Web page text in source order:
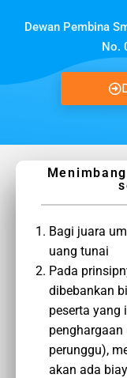
Dewan Pembina
No.
Bagi juara
uang tunai
Pada
dibebankan
peserta yang
penghargaan
perunggu),
akan ada